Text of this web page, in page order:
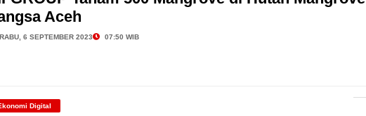
Aceh
RABU, 6 SEPTEMBER 2023 07:50 WIB
Digital